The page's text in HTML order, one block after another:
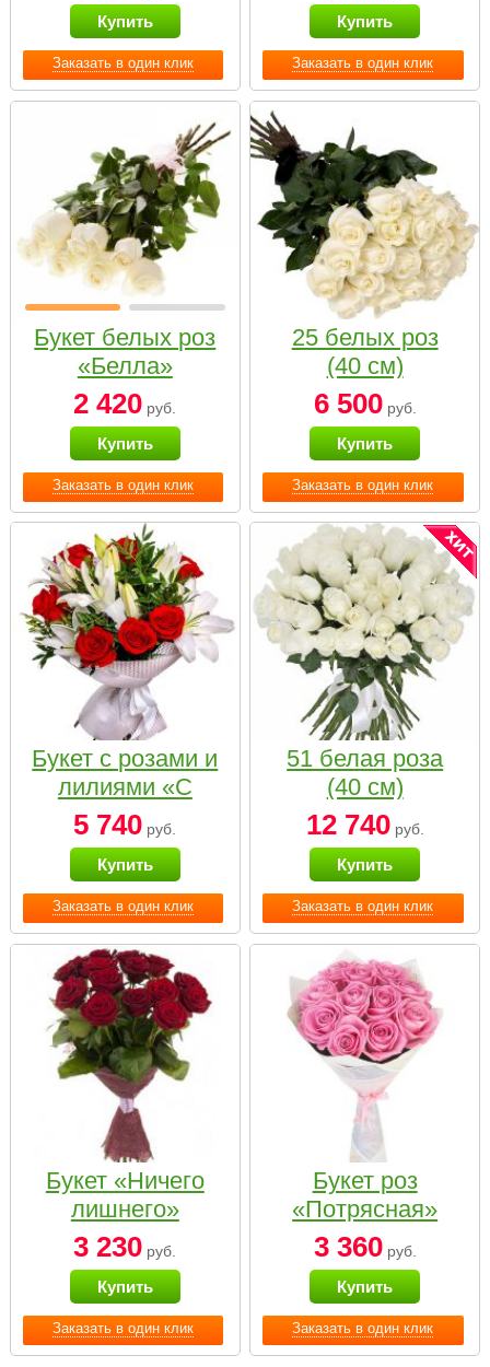
Заказать в один клик
Купить
Заказать в один клик
Купить
Заказать в один клик
Букет белых роз
«Белла»
2 420 руб.
Купить
Заказать в один клик
25 белых роз
(40 см)
6 500руб.
Купить
Заказать в один клик
Букет с розами и
лилиями «С
наилучшими
пожеланиями»
5 740 руб.
Купить
Заказать в один клик
51 белая роза
(40 см)
12 740руб.
Купить
Заказать в один клик
Букет «Ничего
лишнего»
3 230 руб.
Купить
Заказать в один клик
Букет роз
«Потрясная»
3 360руб.
Купить